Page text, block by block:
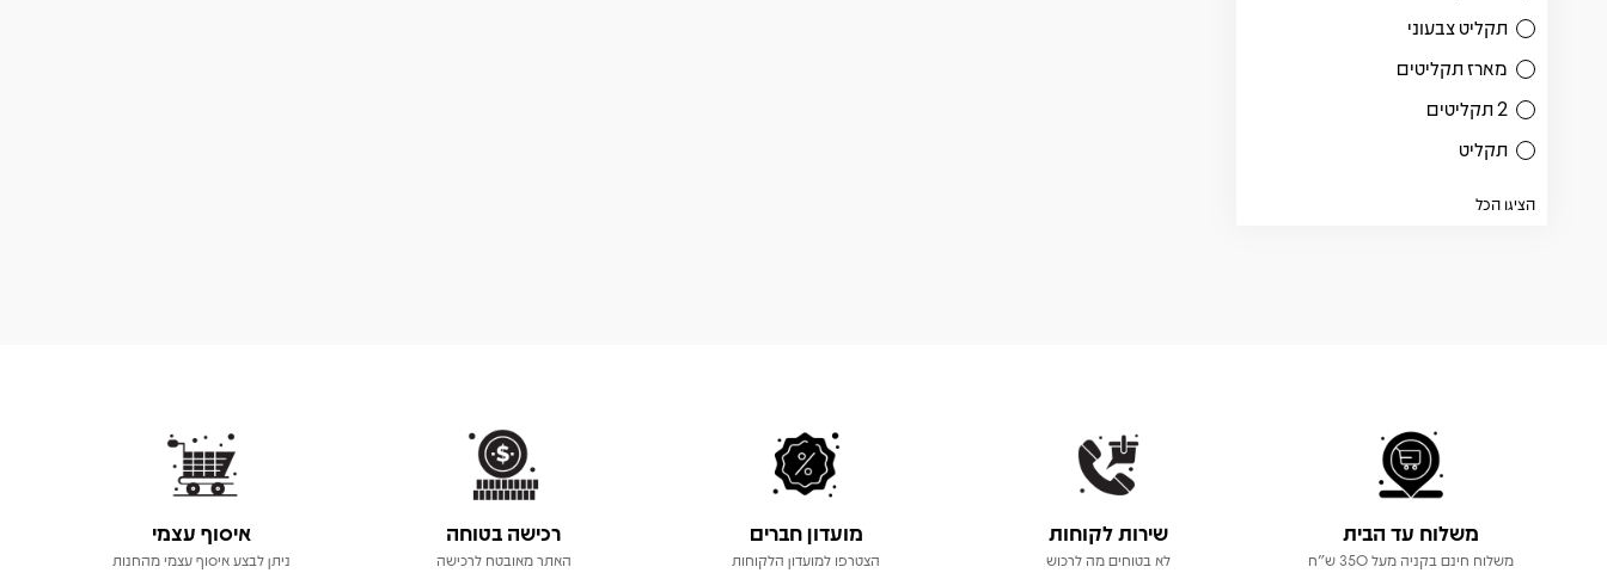
תקליט צבעוני
מארז תקליטים
2 תקליטים
תקליט
הציגו הכל
משלוח עד הבית
משלוח חינם בקניה מעל 350 ש"ח
שירות לקוחות
לא בטוחים מה לרכוש
מועדון חברים
הצטרפו למועדון הלקוחות
רכישה בטוחה
האתר מאובטח לרכישה
איסוף עצמי
ניתן לבצע איסוף עצמי מהחנות